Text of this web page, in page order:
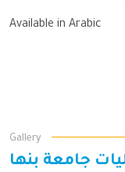
Available in Arabic
Gallery
جامعة بنها